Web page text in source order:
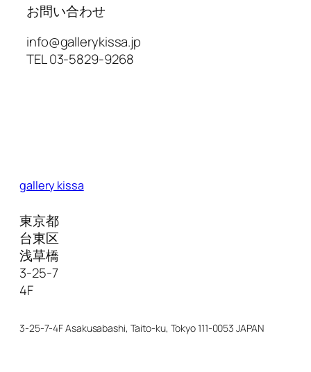
お問い合わせ
info@gallerykissa.jp
TEL 03-5829-9268
gallery kissa
東京都
台東区
浅草橋
3-25-7
4F
3-25-7-4F Asakusabashi, Taito-ku, Tokyo 111-0053 JAPAN